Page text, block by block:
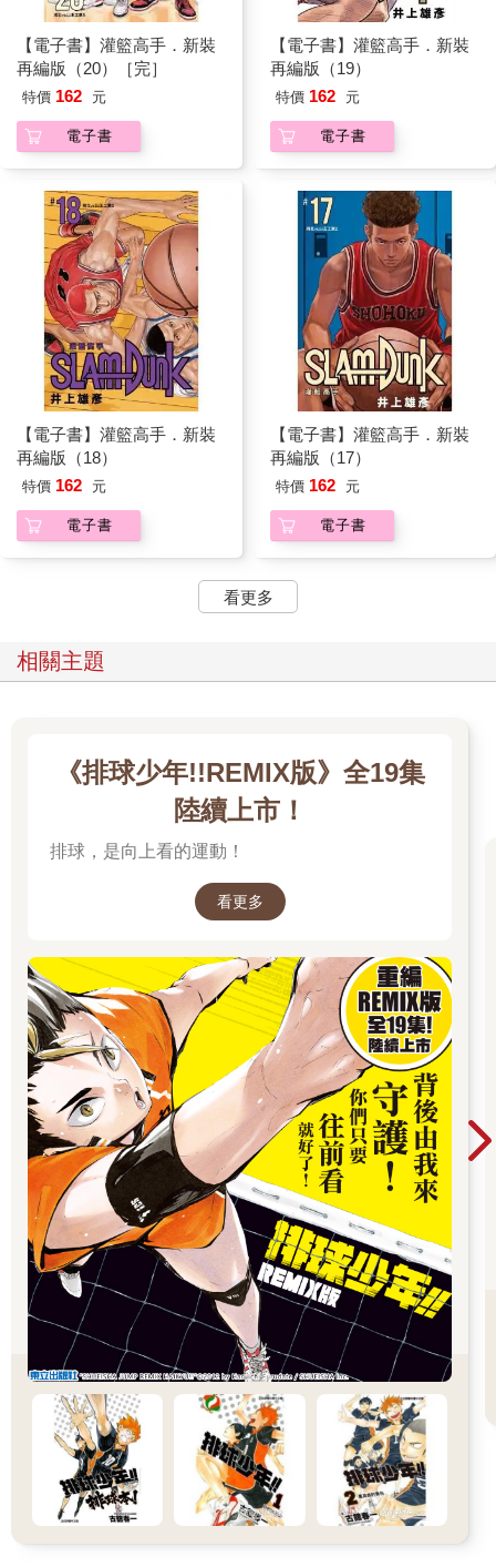
【電子書】灌籃高手．新裝
再編版（20）［完］
特價 162 元
電子書
【電子書】灌籃高手．新裝
再編版（19）
特價 162 元
電子書
【電子書】灌籃高手．新裝
再編版（18）
特價 162 元
電子書
【電子書】灌籃高手．新裝
再編版（17）
特價 162 元
電子書
看更多
相關主題
《排球少年!!REMIX版》全19集
陸續上市！
排球，是向上看的運動！
看更多